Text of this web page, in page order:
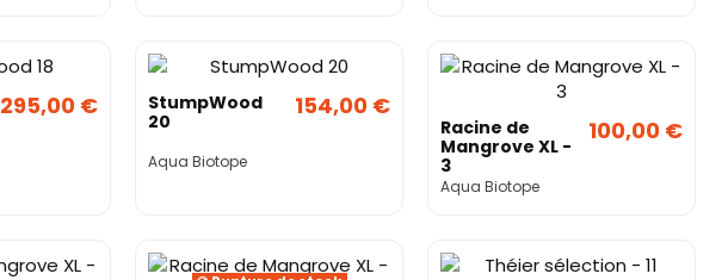
295,00 €
StumpWood
20
Aqua Biotope
154,00 €
Racine de
Mangrove XL -
3
Aqua Biotope
100,00 €